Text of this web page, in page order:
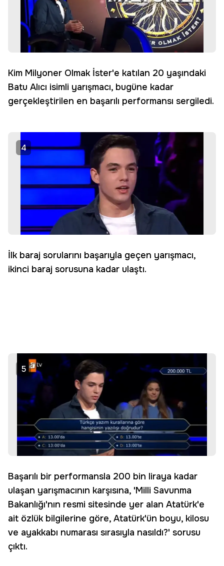
Kim Milyoner Olmak İster'e katılan 20 yaşındaki
Batu Alıcı isimli yarışmacı, bugüne kadar
gerçekleştirilen en başarılı performansı sergiledi.
4
İlk baraj sorularını başarıyla geçen yarışmacı,
ikinci baraj sorusuna kadar ulaştı.
5
Başarılı bir performansla 200 bin liraya kadar
ulaşan yarışmacının karşısına, 'Milli Savunma
Bakanlığı'nın resmi sitesinde yer alan Atatürk'e
ait özlük bilgilerine göre, Atatürk'ün boyu, kilosu
ve ayakkabı numarası sırasıyla nasıldı?' sorusu
çıktı.